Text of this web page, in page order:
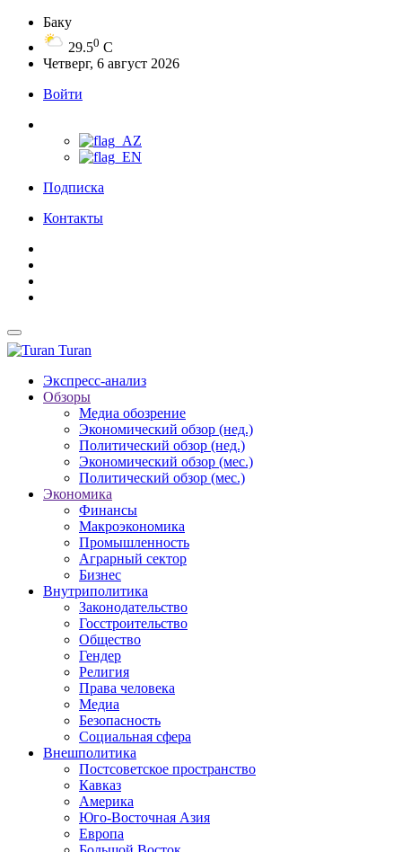
Баку
29.50 C
Четверг, 6 август 2026
Войти
Подписка
Контакты
Turan
Экспресс-анализ
Обзоры
Медиа обозрение
Экономический обзор (нед.)
Политический обзор (нед.)
Экономический обзор (мес.)
Политический обзор (мес.)
Экономика
Финансы
Макроэкономика
Промышленность
Аграрный сектор
Бизнес
Внутриполитика
Законодательство
Госстроительство
Общество
Гендер
Религия
Права человека
Медиа
Безопасность
Социальная сфера
Внешполитика
Постсоветское пространство
Кавказ
Америка
Юго-Восточная Азия
Европа